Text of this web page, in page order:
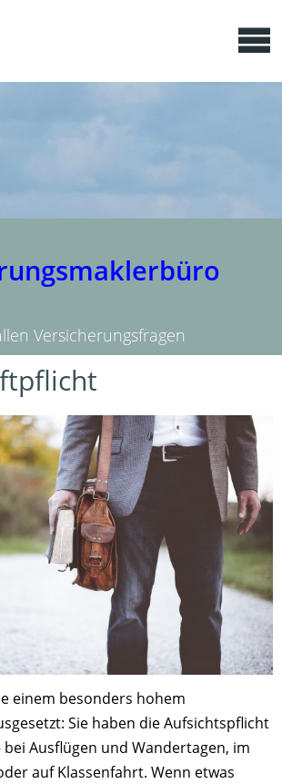
Versicherungsfragen
einem besonders hohem
Sie haben die Aufsichtspflicht
Ausflügen und Wandertagen, im
auf Klassenfahrt. Wenn etwas